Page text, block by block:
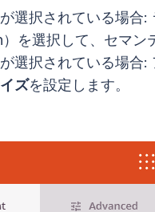
が選択されている場合:
を選択して、セマン
が選択されている場合:
ズを設定します。